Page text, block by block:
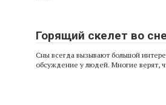
Горящий скелет во сне
Сны всегда вызывают большой
обсуждение у людей. Многие верят,